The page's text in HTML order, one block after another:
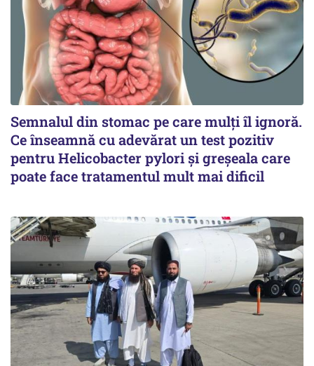
Semnalul din stomac pe care mulți îl ignoră.
Ce înseamnă cu adevărat un test pozitiv
pentru Helicobacter pylori și greșeala care
poate face tratamentul mult mai dificil